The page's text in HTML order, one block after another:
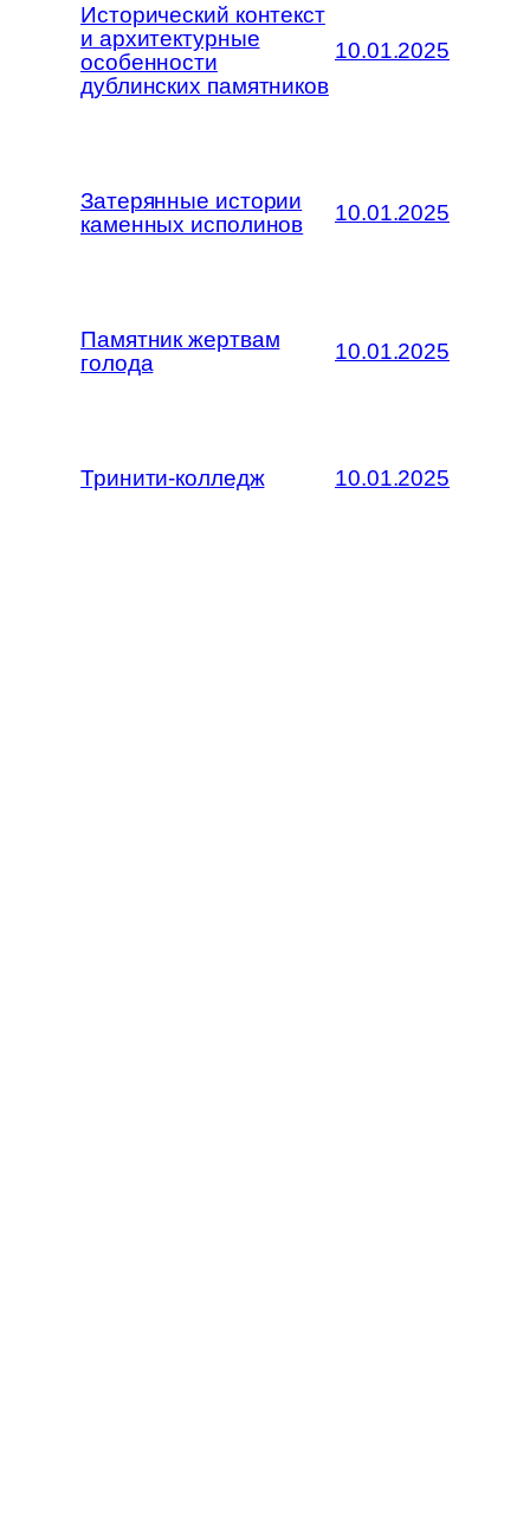
Исторический контекст
и архитектурные
особенности
дублинских памятников
10.01.2025
Затерянные истории
каменных исполинов
10.01.2025
Памятник жертвам
голода
10.01.2025
Тринити-колледж 10.01.2025